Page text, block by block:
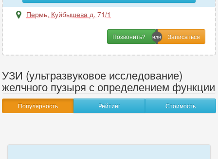
Пермь, Куйбышева д. 71/1
Позвонить?
УЗИ (ультразвуковое исследование)
желчного пузыря с определением функции
Популярность Рейтинг Стоимость